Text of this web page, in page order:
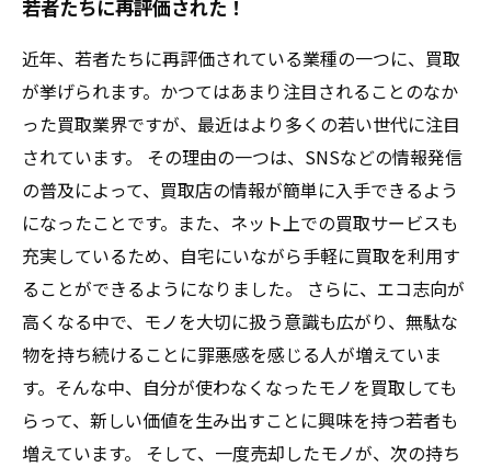
若者たちに再評価された！
近年、若者たちに再評価されている業種の一つに、買取
が挙げられます。かつてはあまり注目されることのなか
った買取業界ですが、最近はより多くの若い世代に注目
されています。 その理由の一つは、SNSなどの情報発信
の普及によって、買取店の情報が簡単に入手できるよう
になったことです。また、ネット上での買取サービスも
充実しているため、自宅にいながら手軽に買取を利用す
ることができるようになりました。 さらに、エコ志向が
高くなる中で、モノを大切に扱う意識も広がり、無駄な
物を持ち続けることに罪悪感を感じる人が増えていま
す。そんな中、自分が使わなくなったモノを買取しても
らって、新しい価値を生み出すことに興味を持つ若者も
増えています。 そして、一度売却したモノが、次の持ち